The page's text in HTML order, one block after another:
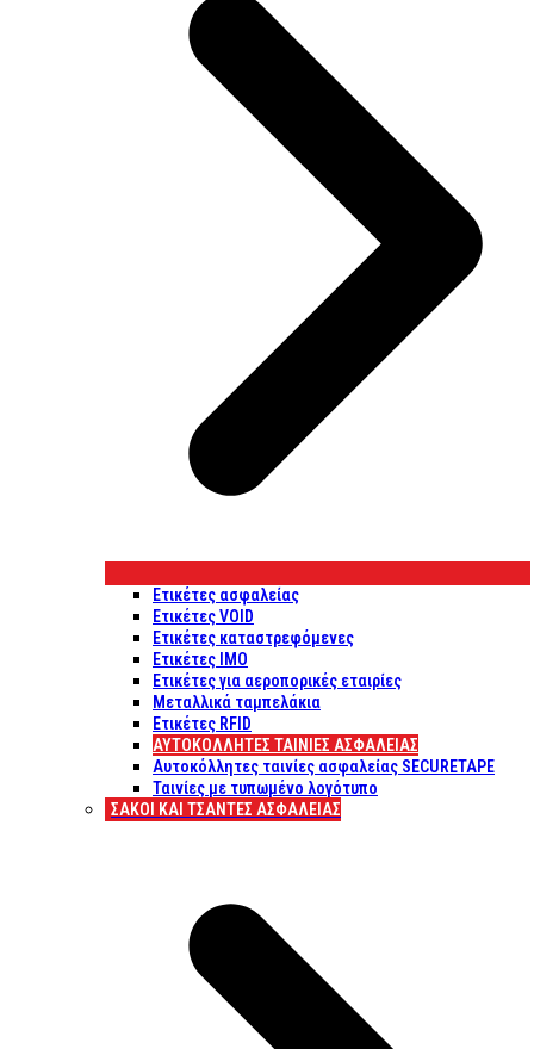
Ετικέτες ασφαλείας
Ετικέτες VOID
Ετικέτες καταστρεφόμενες
Ετικέτες IMO
Ετικέτες για αεροπορικές εταιρίες
Μεταλλικά ταμπελάκια
Ετικέτες RFID
ΑΥΤΟΚΌΛΛΗΤΕΣ ΤΑΙΝΊΕΣ ΑΣΦΑΛΕΊΑΣ
Αυτοκόλλητες ταινίες ασφαλείας SECURETAPE
Ταινίες με τυπωμένο λογότυπο
ΣΆΚΟΙ ΚΑΙ ΤΣΆΝΤΕΣ ΑΣΦΑΛΕΊΑΣ